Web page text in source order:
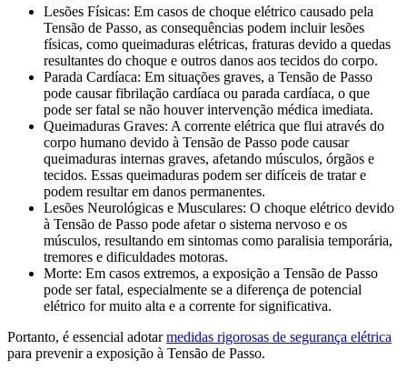
Lesões Físicas: Em casos de choque elétrico causado pela
Tensão de Passo, as consequências podem incluir lesões
físicas, como queimaduras elétricas, fraturas devido a quedas
resultantes do choque e outros danos aos tecidos do corpo.
Parada Cardíaca: Em situações graves, a Tensão de Passo
pode causar fibrilação cardíaca ou parada cardíaca, o que
pode ser fatal se não houver intervenção médica imediata.
Queimaduras Graves: A corrente elétrica que flui através do
corpo humano devido à Tensão de Passo pode causar
queimaduras internas graves, afetando músculos, órgãos e
tecidos. Essas queimaduras podem ser difíceis de tratar e
podem resultar em danos permanentes.
Lesões Neurológicas e Musculares: O choque elétrico devido
à Tensão de Passo pode afetar o sistema nervoso e os
músculos, resultando em sintomas como paralisia temporária,
tremores e dificuldades motoras.
Morte: Em casos extremos, a exposição a Tensão de Passo
pode ser fatal, especialmente se a diferença de potencial
elétrico for muito alta e a corrente for significativa.
Portanto, é essencial adotarmedidas rigorosas de segurança elétrica
para prevenir a exposição à Tensão de Passo.